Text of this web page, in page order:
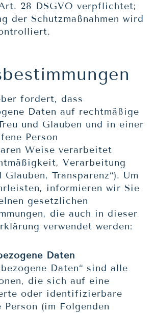
28 DSGVO verpflichtet;
der Schutzmaßnahmen wird
fordert, dass
Daten auf rechtmäßige
und Glauben und in einer
Person
Weise verarbeitet
Verarbeitung
Glauben, Transparenz“). Um
informieren wir Sie
gesetzlichen
die auch in dieser
verwendet werden:
Daten
Daten“ sind alle
die sich auf eine
oder identifizierbare
Person (im Folgenden